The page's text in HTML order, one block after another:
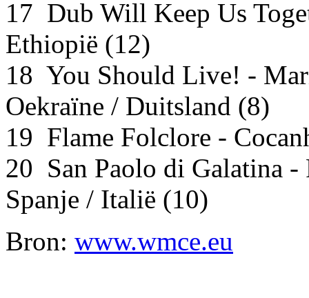
17 Dub Will Keep Us
Ethiopië (12)
18 You Should Live! -
Oekraïne / Duitsland (8)
19 Flame Folclore -
20 San Paolo di Galatina -
Spanje / Italië (10)
Bron: www.wmce.eu